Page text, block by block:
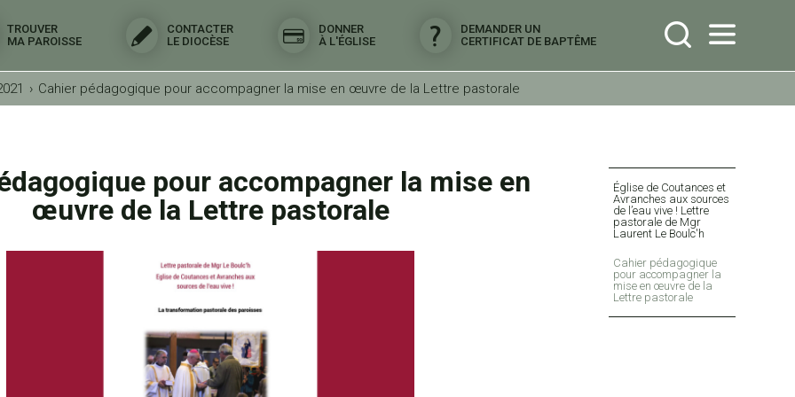
TROUVER
MA PAROISSE
CONTACTER
LE DIOCÈSE
DONNER
À L'ÉGLISE
DEMANDER UN
CERTIFICAT DE BAPTÊME
› Cahier pédagogique pour accompagner la mise en œuvre de la Lettre pastorale
Église de Coutances et
Avranches aux sources
de l’eau vive ! Lettre
pastorale de Mgr
Laurent Le Boulc'h
Cahier pédagogique
pour accompagner la
mise en œuvre de la
Lettre pastorale
pour accompagner la mise en
œuvre de la Lettre pastorale